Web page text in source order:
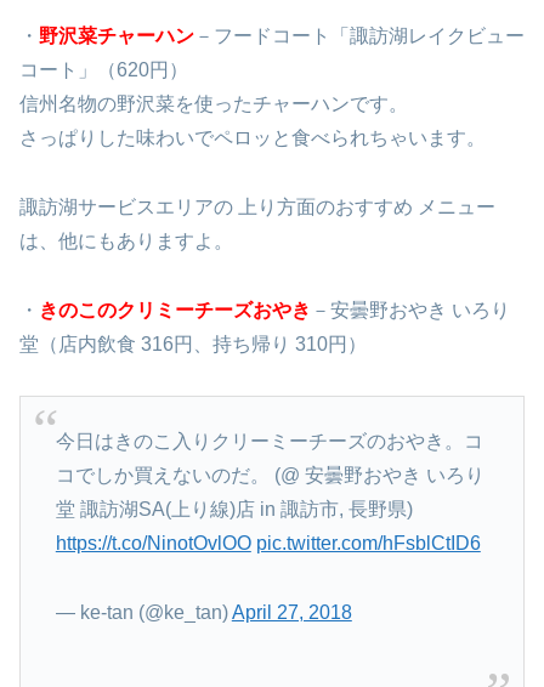
・ 野沢菜チャーハン －フードコート「諏訪湖レイクビュー
コート」（620円）
信州名物の野沢菜を使ったチャーハンです。
さっぱりした味わいでペロッと食べられちゃいます。
諏訪湖サービスエリアの 上り方面のおすすめ メニュー
は、他にもありますよ。
・ きのこのクリミーチーズおやき －安曇野おやき いろり
堂（店内飲食 316円、持ち帰り 310円）
今日はきのこ入りクリーミーチーズのおやき。コ
コでしか買えないのだ。 (@ 安曇野おやき いろり
堂 諏訪湖SA(上り線)店 in 諏訪市, 長野県)
https://t.co/NinotOvlOO pic.twitter.com/hFsblCtID6
— ke-tan (@ke_tan)April 27, 2018